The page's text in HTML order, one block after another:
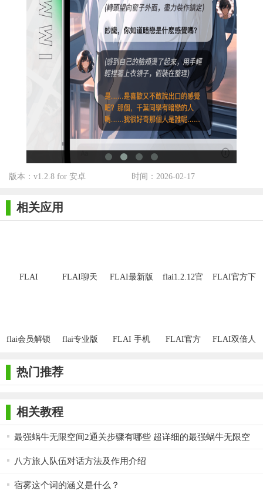
【flai无限对话亮点】
1. AI陪伴：flai无限对话能够成为用户的贴心AI伴侣，陪伴用
户度过孤独时光，提供情感支持。
2. 知识丰富：软件内置庞大的知识库，能够回答用户关于各
种话题的问题，满足用户的好奇心。
3. 学习成长：通过与用户的持续对话，软件能够不断学习和
优化自身，提升对话质量和用户体验。
4. 多模态交互：支持文字、语音、图片等多种交互方式，让
用户更加灵活地与软件进行对话。
保护用户数据，确保对话内容不被泄露。
【flai无限对话测评】
式，为用户提供了前所未有的对话体验。软件界面简洁明了，操
作便捷流畅，能够很好地满足用户的交流需求。同时，软件还注
重用户隐私保护和持续学习成长，为用户提供了更加安全、智能
的对话环境。总体而言，flai无限对话是一款值得一试的AI聊天应
版本：v1.2.8 for 安卓 时间：2026-02-17
相关应用
FLAI FLAI聊天 FLAI最新版
flai1.2.12官
FLAI官方下
flai会员解锁
flai专业版
FLAI 手机
FLAI官方
FLAI双倍人
热门推荐
相关教程
最强蜗牛无限空间2通关步骤有哪些 超详细的最强蜗牛无限空
八方旅人队伍对话方法及作用介绍
宿雾这个词的涵义是什么？